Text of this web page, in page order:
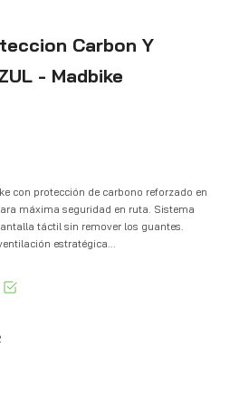
Carbon Y
- Madbike
con protección de carbono reforzado en
máxima seguridad en ruta. Sistema
táctil sin remover los guantes.
estratégica...